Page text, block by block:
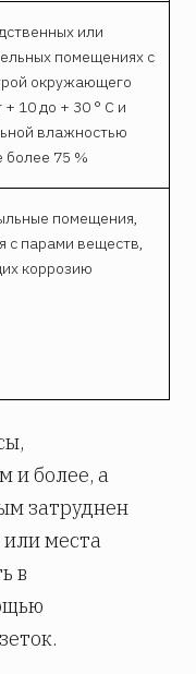
или
помещениях с
окружающего
+ 10 до + 30 ° С и
влажностью
более 75 %
помещения,
с парами веществ,
коррозию
и более, а
затруднен
места
в